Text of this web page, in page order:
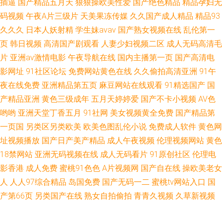
伦理片视频污污 99精品全 天天影视网网色 国产熟女视频一区在线 伊人黄色
在线播放 蜜臀导航 av大片网站 日韩大片免费试看 东方成人AV 日韩无砖专区
一区 国产精品久久久久久久久久嫩草 性爱中日精品 99啪啪热 91磁力 青娱乐
自拍视频 盗摄国产一区二区
插逼 国产精品五月天 狠狠操欧美性爱 国产绝色精品 精品孕妇无
码视频 午夜A片三级片 天美果冻传媒 久久国产成人精品 精品93
久久久 日本人妖射精 学生妹avav 国产熟女视频在线 乱伦第一
页 韩日视频 高清国产剧观看 人妻少妇视频二区 成人无码高清毛
片 亚洲av激情电影 午夜导航在线 国内主播第一页 国产高清电
影网址 91社区论坛 免费网站黄色在线 久久偷拍高清亚洲 91午
夜在线免费 亚洲精品第五页 麻豆网站在线观看 91精选国产 国
产精品亚洲 黄色三级成年 五月天婷婷爱 国产不卡小视频 AV色
哟哟 亚洲天堂丁香五月 91社网 美女视频黄全免费 国产精品第
一页国 另类区另类欧美 欧美色图乱伦小说 免费成人软件 黄色网
址视频播放 国产日产美产精品 成人午夜视频 伦理视频网站 黄色
18禁网站 亚洲无码视频在线 成人无码看片 91原创社区 伦理电
影香港 成人免费 蜜桃91色色 A片视频网 国产自在线 操欧美老女
人 人人97综合精品 岛国免费 国产无码一二 蜜桃tv网站入口 国
产第66页 另类国产在线 熟女自拍偷拍 青青久视频 久草新视频